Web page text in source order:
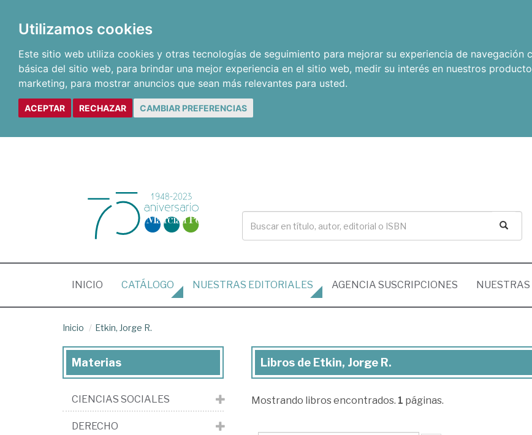
Utilizamos cookies
Este sitio web utiliza cookies y otras tecnologías de seguimiento para mejorar su experiencia de navegación
básica del sitio web, para brindar una mejor experiencia en el sitio web, medir su interés en nuestros
marketing, para mostrar anuncios que sean más relevantes para usted.
ACEPTAR RECHAZAR CAMBIAR PREFERENCIAS
INICIO (CURRENT)
CATÁLOGO NUESTRAS EDITORIALES AGENCIA SUSCRIPCIONES NUESTRAS
Inicio Etkin, Jorge R.
Libros
Etkin,
Libros de Etkin, Jorge R.
Mostrando libros encontrados. 1 páginas.
Materias
CIENCIAS SOCIALES
DERECHO